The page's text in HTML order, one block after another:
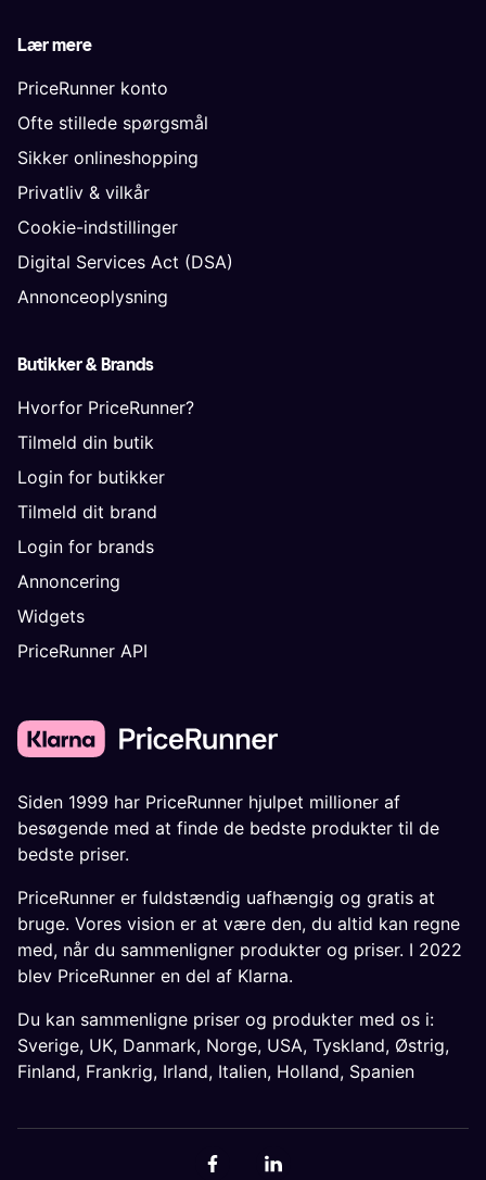
Lær mere
PriceRunner konto
Ofte stillede spørgsmål
Sikker onlineshopping
Privatliv & vilkår
Cookie-indstillinger
Digital Services Act (DSA)
Annonceoplysning
Butikker & Brands
Hvorfor PriceRunner?
Tilmeld din butik
Login for butikker
Tilmeld dit brand
Login for brands
Annoncering
Widgets
PriceRunner API
Siden 1999 har PriceRunner hjulpet millioner af
besøgende med at finde de bedste produkter til de
bedste priser.
PriceRunner er fuldstændig uafhængig og gratis at
bruge. Vores vision er at være den, du altid kan regne
med, når du sammenligner produkter og priser. I 2022
blev PriceRunner en del af Klarna.
Du kan sammenligne priser og produkter med os i:
Sverige, UK, Danmark, Norge, USA, Tyskland, Østrig,
Finland, Frankrig, Irland, Italien, Holland, Spanien